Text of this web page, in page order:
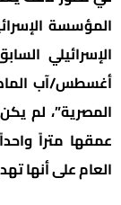
المؤسسة
الإسرائيلي
أغسطس/آب
المصرية”، لم
عمقها متراً
العام على أنها